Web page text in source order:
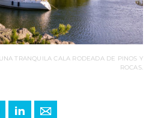
TRANQUILA CALA RODEADA DE PINOS Y
ROCAS.
PinterestLinkedInE-mail